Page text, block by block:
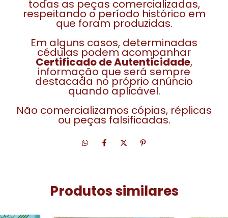
todas as peças comercializadas,
respeitando o período histórico em
que foram produzidas.
Em alguns casos, determinadas
cédulas podem acompanhar
Certificado de Autenticidade,
informação que será sempre
destacada no próprio anúncio
quando aplicável.
Não comercializamos cópias, réplicas
ou peças falsificadas.
Produtos similares